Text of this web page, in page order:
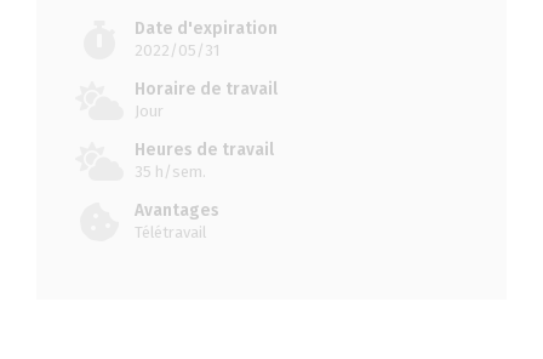
Date d'expiration
2022/05/31
Horaire de travail
Jour
Heures de travail
35 h/sem.
Avantages
Télétravail